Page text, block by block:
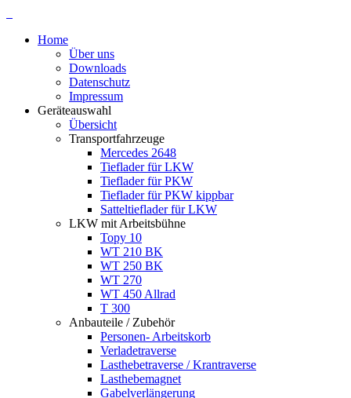
Home
Über uns
Downloads
Datenschutz
Impressum
Geräteauswahl
Übersicht
Transportfahrzeuge
Mercedes 2648
Tieflader für LKW
Tieflader für PKW
Tieflader für PKW kippbar
Satteltieflader für LKW
LKW mit Arbeitsbühne
Topy 10
WT 210 BK
WT 250 BK
WT 270
WT 450 Allrad
T 300
Anbauteile / Zubehör
Personen- Arbeitskorb
Verladetraverse
Lasthebetraverse / Krantraverse
Lasthebemagnet
Gabelverlängerung